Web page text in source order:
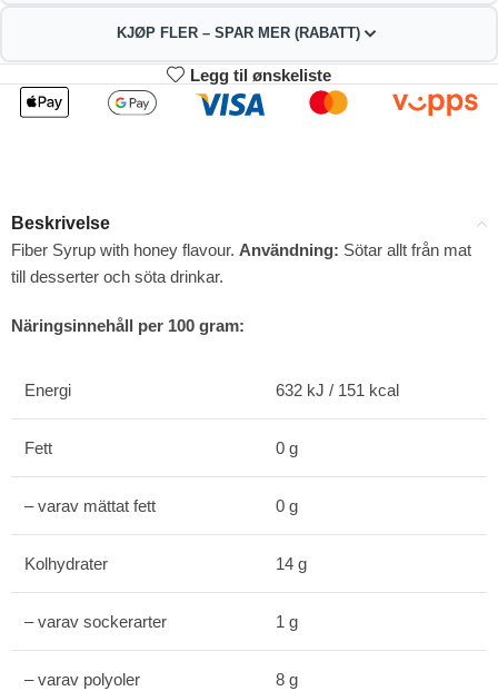
KJØP FLER – SPAR MER (RABATT)
2
88.11
kr
3-4
87.22
4%
Legg til ønskeliste
Beskrivelse
Fiber Syrup with honey flavour. Användning: Sötar allt från mat
till desserter och söta drinkar.
Näringsinnehåll per 100 gram:
Energi 632 kJ / 151 kcal
Fett 0 g
– varav mättat fett 0 g
Kolhydrater 14 g
– varav sockerarter 1 g
– varav polyoler 8 g